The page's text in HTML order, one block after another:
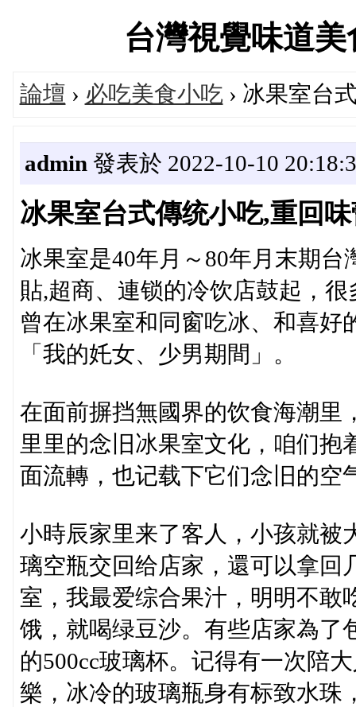
台灣視覺味道
論壇 › 必吃美食小吃› 冰果室台
admin 發表於 2022-10-10
冰果室台式傳统小吃,重回
冰果室是40年月～80年月末期
貼,超商、連锁的冷饮店鼓起，
曾在冰果室和同窗吃冰、和喜好
「我的奼女、少男期間」。
在面前摒挡無國界的饮食海潮里
里里的念旧冰果室文化，咱们抱
面流轉，也记载下它们念旧的空
小時辰家里来了客人，小孩就被
璃空瓶交回给店家，還可以拿回
室，我最爱综合果汁，明明不敢
饿，就喝绿豆沙。有些店家為了
的500cc玻璃杯。记得有一次陪
樂，冰冷的玻璃瓶身有标致水珠